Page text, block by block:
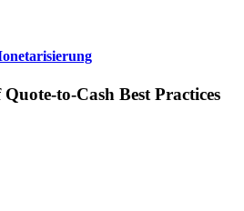
to-Cash Best Practices